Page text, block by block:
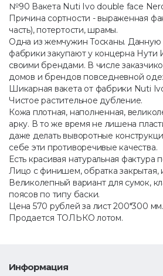
№90 Вакета Nuti Ivo double face
Причина сортности - выраженная
часть), потертости, шрамы.
Одна из жемчужин Тосканы. Данную
фабрики закупают у концерна
своими брендами. В числе
домов и брендов повседневной
Шикарная вакета от фабрики Nuti
Чистое растительное дубление.
Кожа плотная, наполненная,
арку. В то же время не лишена
даже делать выворотные
себе эти противоречивые качества.
Есть красивая натуральная фактура
Лицо с финишем, обратка закрытая,
Великолепный вариант для сумок,
поясов по типу баски.
Цена 570 рублей за лист 200*300 мм.
Продается ТОЛЬКО лотом.
Информация